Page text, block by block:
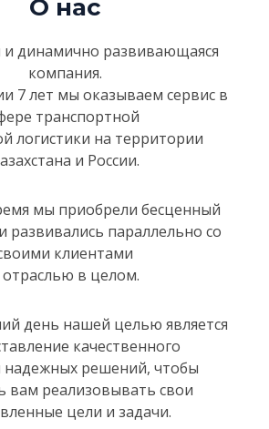
О нас
динамично развивающаяся
компания.
7 лет мы оказываем сервис в
транспортной
логистики на территории
и России.
мы приобрели бесценный
развивались параллельно со
клиентами
отраслью в целом.
день нашей целью является
качественного
надежных решений, чтобы
вам реализовывать свои
цели и задачи.